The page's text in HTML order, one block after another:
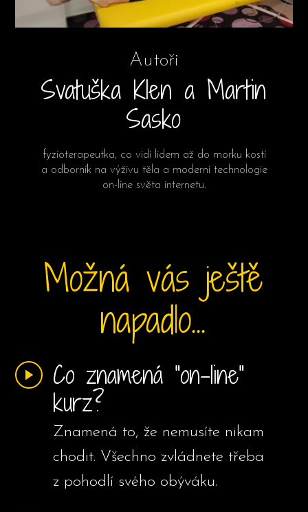
Autoři
Svatuška Klen a Martin
Sasko
fyzioterapeutka, co vidí lidem až do morku kostí
a odborník na výživu těla a moderní technologie
on-line světa internetu.
Možná vás ještě
napadlo...
Co znamená "on-line"
kurz?
Znamená to, že nemusíte nikam
chodit. Všechno zvládnete třeba
z pohodlí svého obýváku.